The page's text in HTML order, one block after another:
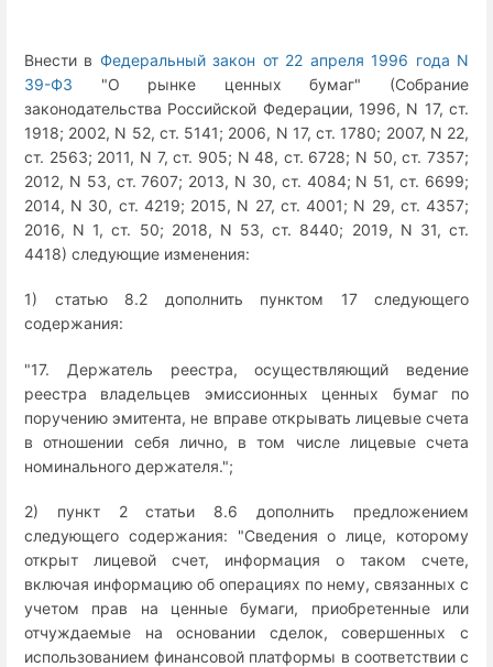
Внести в Федеральный закон от 22 апреля 1996 года N
39-ФЗ "О рынке ценных бумаг" (Собрание
законодательства Российской Федерации, 1996, N 17, ст.
1918; 2002, N 52, ст. 5141; 2006, N 17, ст. 1780; 2007, N 22,
ст. 2563; 2011, N 7, ст. 905; N 48, ст. 6728; N 50, ст. 7357;
2012, N 53, ст. 7607; 2013, N 30, ст. 4084; N 51, ст. 6699;
2014, N 30, ст. 4219; 2015, N 27, ст. 4001; N 29, ст. 4357;
2016, N 1, ст. 50; 2018, N 53, ст. 8440; 2019, N 31, ст.
4418) следующие изменения:
1) статью 8.2 дополнить пунктом 17 следующего
содержания:
"17. Держатель реестра, осуществляющий ведение
реестра владельцев эмиссионных ценных бумаг по
поручению эмитента, не вправе открывать лицевые счета
в отношении себя лично, в том числе лицевые счета
номинального держателя.";
2) пункт 2 статьи 8.6 дополнить предложением
следующего содержания: "Сведения о лице, которому
открыт лицевой счет, информация о таком счете,
включая информацию об операциях по нему, связанных с
учетом прав на ценные бумаги, приобретенные или
отчуждаемые на основании сделок, совершенных с
использованием финансовой платформы в соответствии с